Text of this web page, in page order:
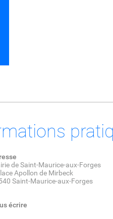
de Saint-Maurice-aux-Forges
Apollon de Mirbeck
Saint-Maurice-aux-Forges
écrire